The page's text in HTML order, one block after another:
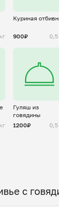
Куриная
900₽ 0,5
Гуляш из
говядины
1200₽
0,5
с